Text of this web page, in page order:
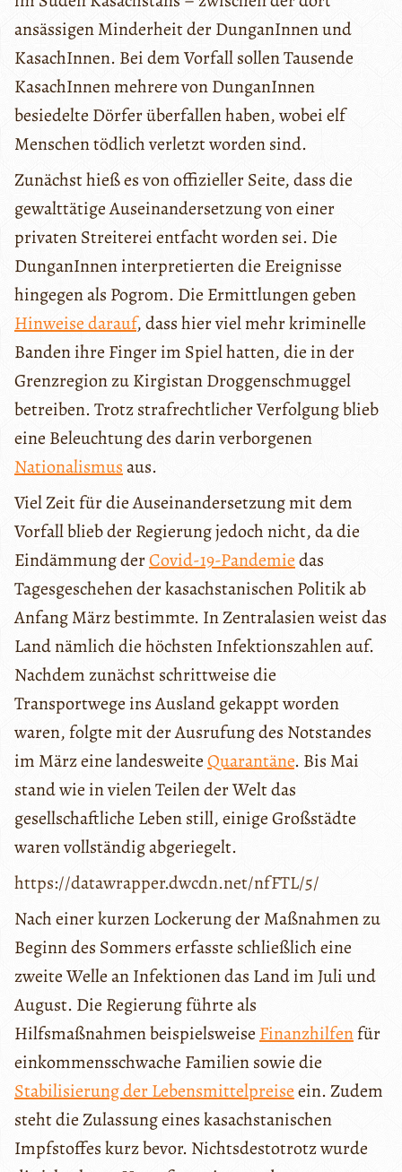
ansässigen Minderheit der DunganInnen und
KasachInnen. Bei dem Vorfall sollen Tausende
KasachInnen mehrere von DunganInnen
besiedelte Dörfer überfallen haben, wobei elf
Menschen tödlich verletzt worden sind.
Zunächst hieß es von offizieller Seite, dass die
gewalttätige Auseinandersetzung von einer
privaten Streiterei entfacht worden sei. Die
DunganInnen interpretierten die Ereignisse
hingegen als Pogrom. Die Ermittlungen geben
Hinweise darauf, dass hier viel mehr kriminelle
Banden ihre Finger im Spiel hatten, die in der
Grenzregion zu Kirgistan Droggenschmuggel
betreiben. Trotz strafrechtlicher Verfolgung blieb
eine Beleuchtung des darin verborgenen
Nationalismusaus.
Viel Zeit für die Auseinandersetzung mit dem
Vorfall blieb der Regierung jedoch nicht, da die
Eindämmung derCovid-19-Pandemiedas
Tagesgeschehen der kasachstanischen Politik ab
Anfang März bestimmte. In Zentralasien weist das
Land nämlich die höchsten Infektionszahlen auf.
Nachdem zunächst schrittweise die
Transportwege ins Ausland gekappt worden
waren, folgte mit der Ausrufung des Notstandes
im März eine landesweiteQuarantäne. Bis Mai
stand wie in vielen Teilen der Welt das
gesellschaftliche Leben still, einige Großstädte
waren vollständig abgeriegelt.
https://datawrapper.dwcdn.net/nfFTL/5/
Nach einer kurzen Lockerung der Maßnahmen zu
Beginn des Sommers erfasste schließlich eine
zweite Welle an Infektionen das Land im Juli und
August. Die Regierung führte als
Hilfsmaßnahmen beispielsweiseFinanzhilfenfür
einkommensschwache Familien sowie die
Stabilisierung der Lebensmittelpreiseein. Zudem
steht die Zulassung eines kasachstanischen
Impfstoffes kurz bevor. Nichtsdestotrotz wurde